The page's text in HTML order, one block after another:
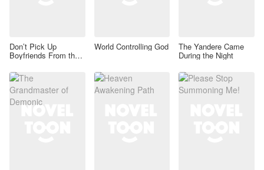
Don’t Pick Up
Boyfriends From the
World Controlling God The Yandere Came
During the Night